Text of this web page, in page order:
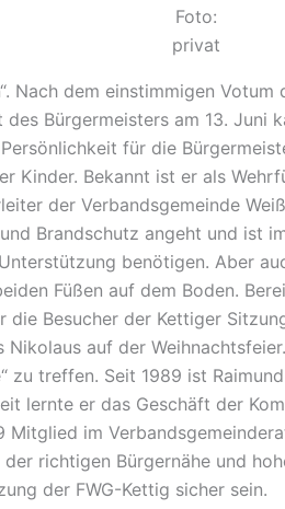
Foto:
privat
Nach dem einstimmigen
des Bürgermeisters am 13. Juni
für die
Kinder. Bekannt ist er als
der Verbandsgemeinde
Brandschutz angeht und ist
benötigen. Aber
Füßen auf dem Boden.
die Besucher der Kettiger
Nikolaus auf der
zu treffen. Seit 1989 ist
lernte er das Geschäft der
im
richtigen Bürgernähe und
der FWG-Kettig sicher sein.